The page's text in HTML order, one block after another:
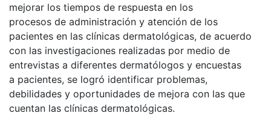
mejorar los tiempos de respuesta en los
procesos de administración y atención de los
pacientes en las clínicas dermatológicas, de acuerdo
con las investigaciones realizadas por medio de
entrevistas a diferentes dermatólogos y encuestas
a pacientes, se logró identificar problemas,
debilidades y oportunidades de mejora con las que
cuentan las clínicas dermatológicas.